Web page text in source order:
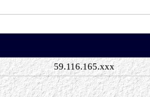
59.116.165.xxx